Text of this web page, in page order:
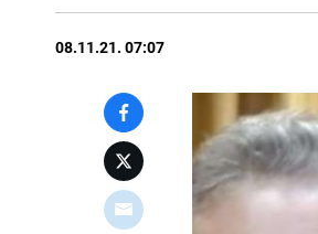
08.11.21. 07:07